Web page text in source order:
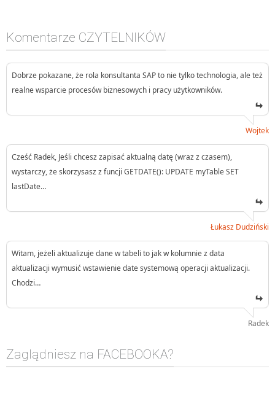
Komentarze CZYTELNIKÓW
Dobrze pokazane, że rola konsultanta SAP to nie tylko technologia, ale też
realne wsparcie procesów biznesowych i pracy użytkowników.
Wojtek
Cześć Radek, Jeśli chcesz zapisać aktualną datę (wraz z czasem),
wystarczy, że skorzysasz z funcji GETDATE(): UPDATE myTable SET
lastDate…
Łukasz Dudziński
Witam, jeżeli aktualizuje dane w tabeli to jak w kolumnie z data
aktualizacji wymusić wstawienie date systemową operacji aktualizacji.
Chodzi…
Radek
Zaglądniesz na FACEBOOKA?